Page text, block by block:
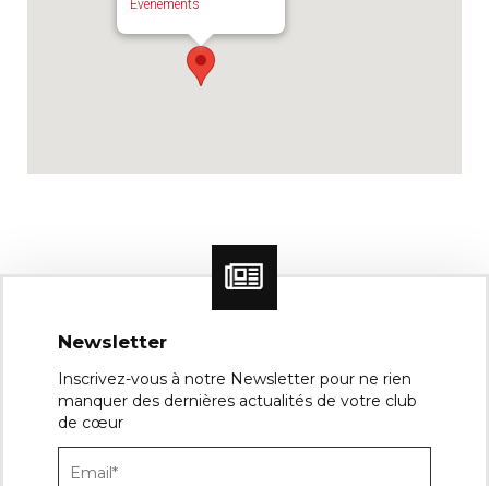
Évènements
Newsletter
Inscrivez-vous à notre Newsletter pour ne rien
manquer des dernières actualités de votre club
de cœur